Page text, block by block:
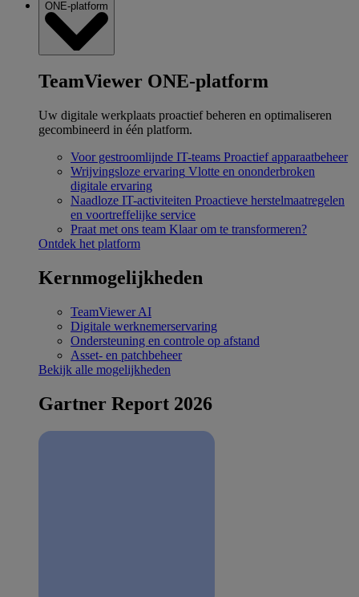
ONE-platform
TeamViewer ONE-platform
Uw digitale werkplaats proactief beheren en optimaliseren
gecombineerd in één platform.
Voor gestroomlijnde IT-teams Proactief apparaatbeheer
Wrijvingsloze ervaring Vlotte en ononderbroken
digitale ervaring
Naadloze IT-activiteiten Proactieve herstelmaatregelen
en voortreffelijke service
Praat met ons team Klaar om te transformeren?
Ontdek het platform
Kernmogelijkheden
TeamViewer AI
Digitale werknemerservaring
Ondersteuning en controle op afstand
Asset- en patchbeheer
Bekijk alle mogelijkheden
Gartner Report 2026